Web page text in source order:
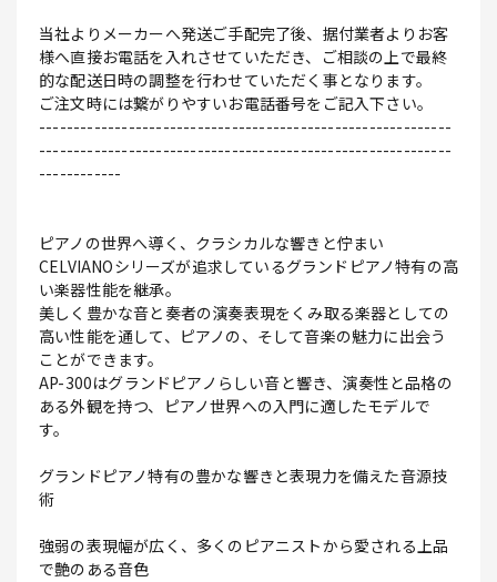
当社よりメーカーへ発送ご手配完了後、据付業者よりお客
様へ直接お電話を入れさせていただき、ご相談の上で最終
的な配送日時の調整を行わせていただく事となります。
ご注文時には繋がりやすいお電話番号をご記入下さい。
------------------------------------------------------------
------------------------------------------------------------
------------
ピアノの世界へ導く、クラシカルな響きと佇まい
CELVIANOシリーズが追求しているグランドピアノ特有の高
い楽器性能を継承。
美しく豊かな音と奏者の演奏表現をくみ取る楽器としての
高い性能を通して、ピアノの、そして音楽の魅力に出会う
ことができます。
AP-300はグランドピアノらしい音と響き、演奏性と品格の
ある外観を持つ、ピアノ世界への入門に適したモデルで
す。
グランドピアノ特有の豊かな響きと表現力を備えた音源技
術
強弱の表現幅が広く、多くのピアニストから愛される上品
で艶のある音色